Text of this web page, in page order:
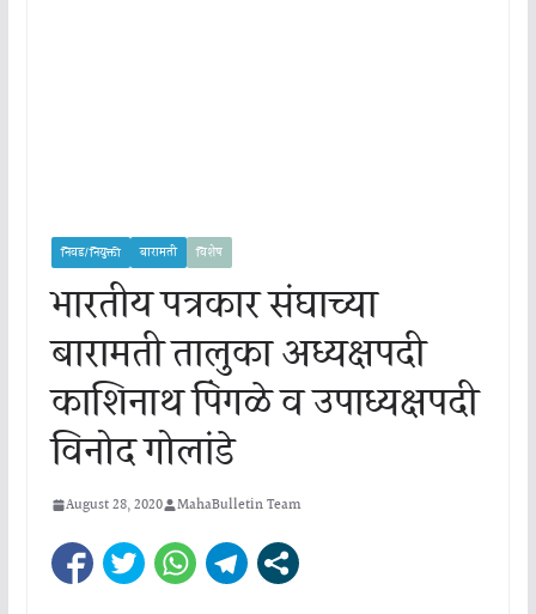
निवड/नियुक्ती बारामती विशेष
भारतीय पत्रकार संघाच्या
बारामती तालुका अध्यक्षपदी
काशिनाथ पिंगळे व उपाध्यक्षपदी
विनोद गोलांडे
August 28, 2020 MahaBulletin Team